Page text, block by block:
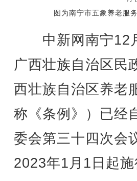
图为南宁市五象养老服
中新网南宁12
广西壮族自治区民
西壮族自治区养老
称《条例》）已经
委会第三十四次会
2023年1月1日起施